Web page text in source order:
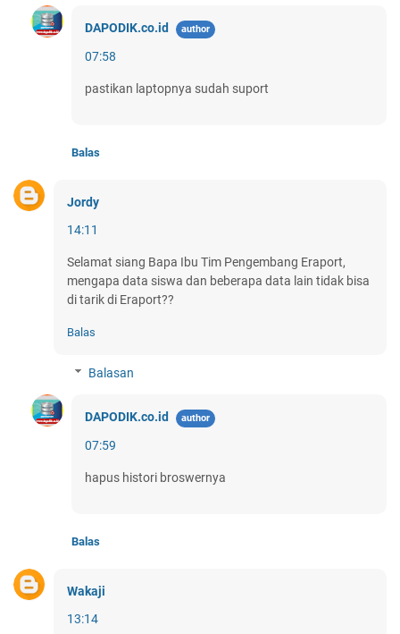
DAPODIK.co.id
07:58
pastikan laptopnya sudah suport
Balas
Jordy
14:11
Selamat siang Bapa Ibu Tim Pengembang Eraport,
mengapa data siswa dan beberapa data lain tidak bisa
di tarik di Eraport??
Balas
Balasan
DAPODIK.co.id
07:59
hapus histori broswernya
Balas
Wakaji
13:14